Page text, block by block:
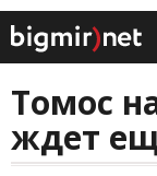
Томос
ждет